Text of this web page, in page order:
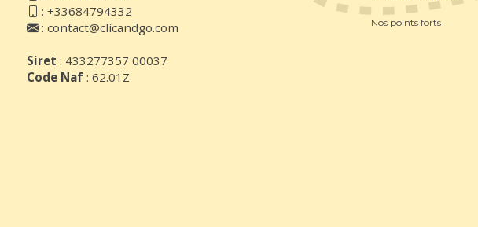
: +33684794332
: contact@clicandgo.com
Siret : 433277357 00037
Code Naf : 62.01Z
Nos points forts